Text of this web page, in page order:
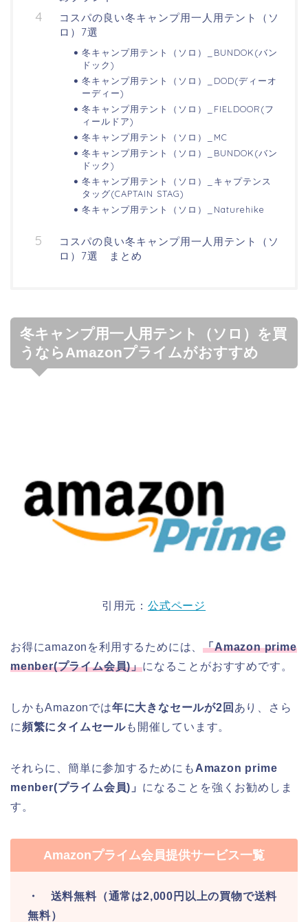
コスパの良い冬キャンプ用一人用テント（ソ
ロ）7選
冬キャンプ用テント（ソロ）_BUNDOK(バン
ドック)
冬キャンプ用テント（ソロ）_DOD(ディーオ
ーディー)
冬キャンプ用テント（ソロ）_FIELDOOR(フ
ィールドア)
冬キャンプ用テント（ソロ）_MC
冬キャンプ用テント（ソロ）_BUNDOK(バン
ドック)
冬キャンプ用テント（ソロ）_キャプテンス
タッグ(CAPTAIN STAG)
冬キャンプ用テント（ソロ）_Naturehike
コスパの良い冬キャンプ用一人用テント（ソ
ロ）7選 まとめ
冬キャンプ用一人用テント（ソロ）を買
うならAmazonプライムがおすすめ
引用元：公式ページ
お得にamazonを利用するためには、「Amazon prime
menber(プライム会員)」になることがおすすめです。
しかもAmazonでは年に大きなセールが2回 あり、さら
に頻繁にタイムセールも開催しています。
それらに、簡単に参加するためにも Amazon prime
menber(プライム会員)」 になることを強くお勧めしま
す。
Amazonプライム会員提供サービス一覧
・ 送料無料（通常は2,000円以上の買物で送料
無料）